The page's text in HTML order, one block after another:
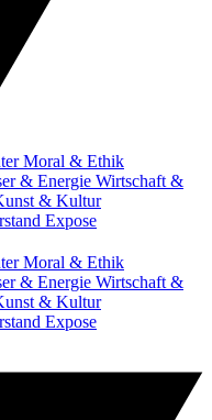
Moral & Ethik
& Energie Wirtschaft &
& Kultur
Expose
Moral & Ethik
& Energie Wirtschaft &
& Kultur
Expose